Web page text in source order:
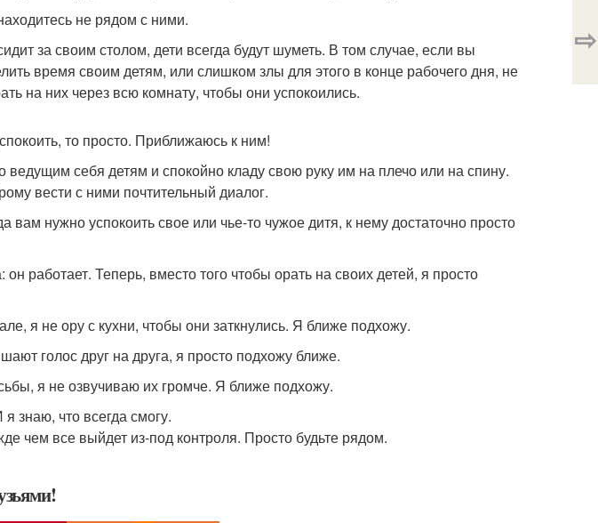
не рядом с ними.
за своим столом, дети всегда будут шуметь. В том случае, если вы
время своим детям, или слишком злы для этого в конце рабочего дня, не
на них через всю комнату, чтобы они успокоились.
то просто. Приближаюсь к ним!
себя детям и спокойно кладу свою руку им на плечо или на спину.
вести с ними почтительный диалог.
вам нужно успокоить свое или чье-то чужое дитя, к нему достаточно просто
работает. Теперь, вместо того чтобы орать на своих детей, я просто
я не ору с кухни, чтобы они заткнулись. Я ближе подхожу.
голос друг на друга, я просто подхожу ближе.
я не озвучиваю их громче. Я ближе подхожу.
знаю, что всегда смогу.
чем все выйдет из-под контроля. Просто будьте рядом.
⇨